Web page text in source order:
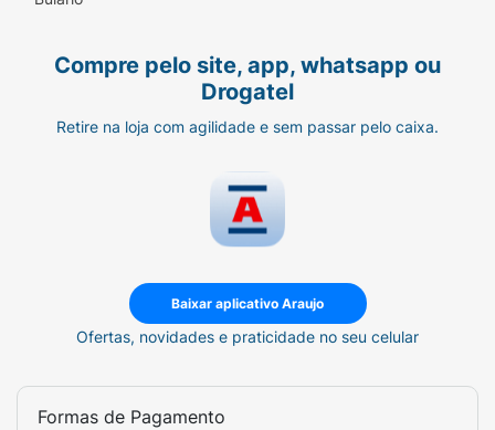
Material interno: Gel, composto de água,
glicerina, carboximetilcelulose de sódio, uréia
Validade de 4 anos
A temperatura máxima da bolsa térmica pode
Tamanho M ( C x L): 12,5 cm x 25,5 cm
Compre pelo site, app, whatsapp ou
Drogatel
Retire na loja com agilidade e sem passar pelo caixa.
Baixar aplicativo Araujo
Ofertas, novidades e praticidade no seu celular
Formas de Pagamento